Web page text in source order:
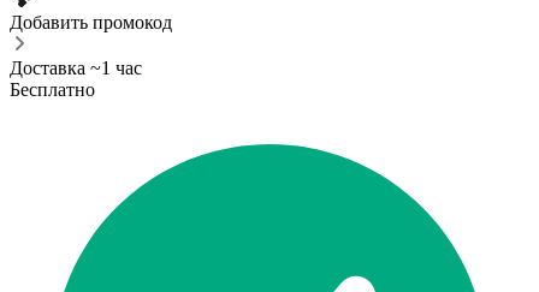
Добавить промокод
Доставка ~1 час
Бесплатно